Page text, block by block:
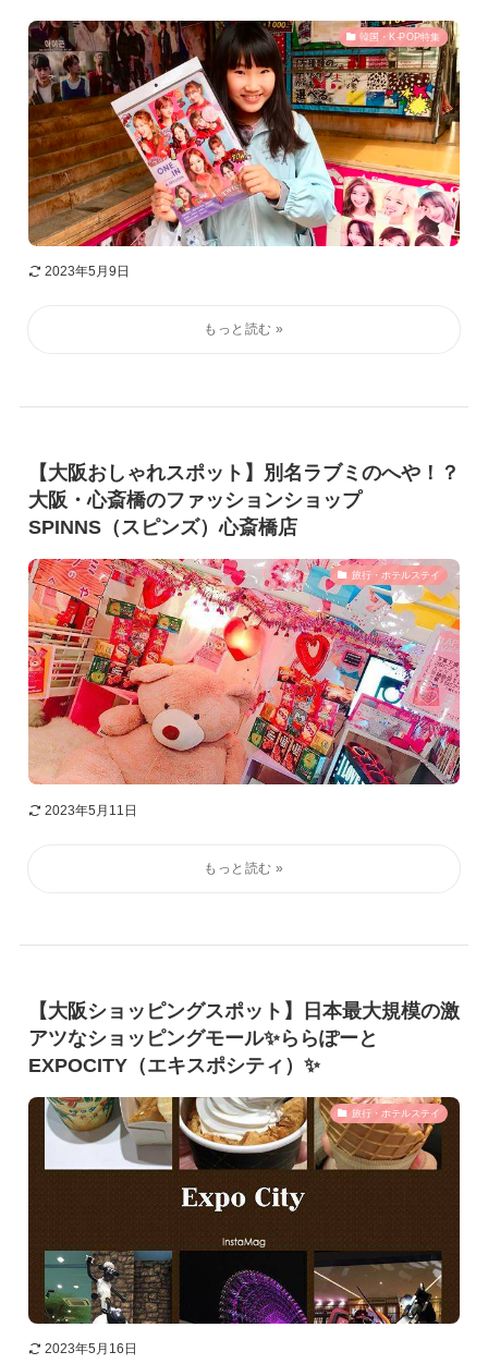
韓国・K-POP特集
2023年5月9日
【大阪おしゃれスポット】別名ラブミのへや！？
大阪・心斎橋のファッションショップ
SPINNS（スピンズ）心斎橋店
旅行・ホテルステイ
2023年5月11日
【大阪ショッピングスポット】日本最大規模の激
アツなショッピングモール✨ららぽーと
EXPOCITY（エキスポシティ）✨
旅行・ホテルステイ
2023年5月16日